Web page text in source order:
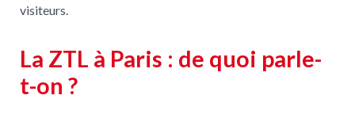
visiteurs.
La ZTL à Paris : de quoi parle-
t-on ?